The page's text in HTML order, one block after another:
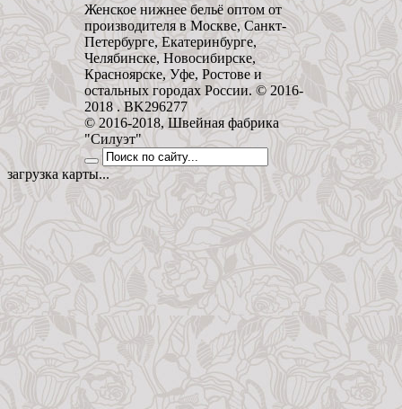
Женское нижнее бельё оптом от
производителя в Москве, Санкт-
Петербурге, Екатеринбурге,
Челябинске, Новосибирске,
Красноярске, Уфе, Ростове и
остальных городах России. © 2016-
2018 . BK296277
© 2016-2018, Швейная фабрика
"Силуэт"
загрузка карты...